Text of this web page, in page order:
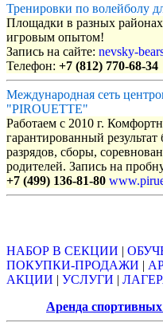
Тренировки по волейболу
Площадки в разных
игровым опытом!
Запись на сайте: nevsky-
Телефон: +7 (812) 770-68-34
Международная сеть
"PIROUETTE"
Работаем с 2010 г.
гарантированный
разрядов, сборы,
родителей. Запись на
+7 (499) 136-81-80
НАБОР В СЕКЦИИ |
ПОКУПКИ-ПРОДАЖИ |
АКЦИИ | УСЛУГИ |
Аренда